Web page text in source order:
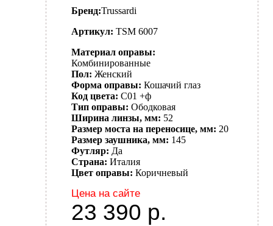
Бренд:Trussardi
Артикул: TSM 6007
Материал оправы:
Комбинированные
Пол: Женский
Форма оправы: Кошачий глаз
Код цвета: C01 +ф
Тип оправы: Ободковая
Ширина линзы, мм: 52
Размер моста на переносице, мм: 20
Размер заушника, мм: 145
Футляр: Да
Страна: Италия
Цвет оправы: Коричневый
Цена на сайте
23 390 р.